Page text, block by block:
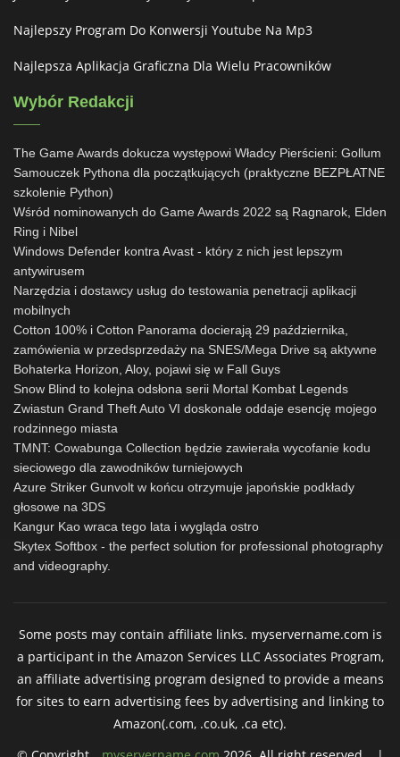
Najlepszy Program Do Konwersji Youtube Na Mp3
Najlepsza Aplikacja Graficzna Dla Wielu Pracowników
Wybór Redakcji
The Game Awards dokucza występowi Władcy Pierścieni: Gollum
Samouczek Pythona dla początkujących (praktyczne BEZPŁATNE
szkolenie Python)
Wśród nominowanych do Game Awards 2022 są Ragnarok, Elden
Ring i Nibel
Windows Defender kontra Avast - który z nich jest lepszym
antywirusem
Narzędzia i dostawcy usług do testowania penetracji aplikacji
mobilnych
Cotton 100% i Cotton Panorama docierają 29 października,
zamówienia w przedsprzedaży na SNES/Mega Drive są aktywne
Bohaterka Horizon, Aloy, pojawi się w Fall Guys
Snow Blind to kolejna odsłona serii Mortal Kombat Legends
Zwiastun Grand Theft Auto VI doskonale oddaje esencję mojego
rodzinnego miasta
TMNT: Cowabunga Collection będzie zawierała wycofanie kodu
sieciowego dla zawodników turniejowych
Azure Striker Gunvolt w końcu otrzymuje japońskie podkłady
głosowe na 3DS
Kangur Kao wraca tego lata i wygląda ostro
Skytex Softbox - the perfect solution for professional photography
and videography.
Some posts may contain affiliate links. myservername.com is
a participant in the Amazon Services LLC Associates Program,
an affiliate advertising program designed to provide a means
for sites to earn advertising fees by advertising and linking to
Amazon(.com, .co.uk, .ca etc).